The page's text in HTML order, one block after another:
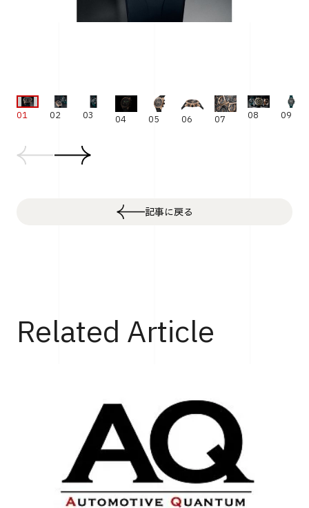
01 02 03 04 05 06 07 08 09
記事に戻る
Related Article